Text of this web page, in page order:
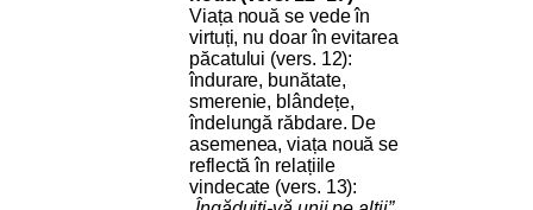
Viața nouă se vede în
virtuți, nu doar în evitarea
păcatului (vers. 12):
îndurare, bunătate,
smerenie, blândețe,
îndelungă răbdare. De
asemenea, viața nouă se
reflectă în relațiile
vindecate (vers. 13):